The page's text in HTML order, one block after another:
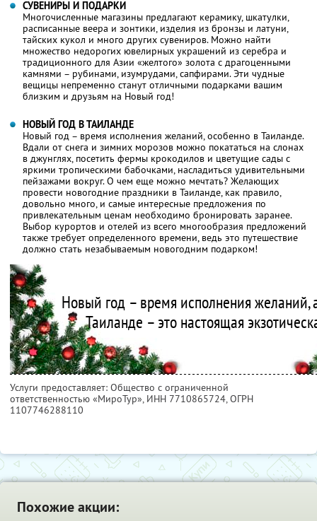
СУВЕНИРЫ И ПОДАРКИ
Многочисленные магазины предлагают керамику, шкатулки,
расписанные веера и зонтики, изделия из бронзы и латуни,
тайских кукол и много других сувениров. Можно найти
множество недорогих ювелирных украшений из серебра и
традиционного для Азии «желтого» золота с драгоценными
камнями – рубинами, изумрудами, сапфирами. Эти чудные
вещицы непременно станут отличными подарками вашим
близким и друзьям на Новый год!
НОВЫЙ ГОД В ТАИЛАНДЕ
Новый год – время исполнения желаний, особенно в Таиланде.
Вдали от снега и зимних морозов можно покататься на слонах
в джунглях, посетить фермы крокодилов и цветущие сады с
яркими тропическими бабочками, насладиться удивительными
пейзажами вокруг. О чем еще можно мечтать? Желающих
провести новогодние праздники в Таиланде, как правило,
довольно много, и самые интересные предложения по
привлекательным ценам необходимо бронировать заранее.
Выбор курортов и отелей из всего многообразия предложений
также требует определенного времени, ведь это путешествие
должно стать незабываемым новогодним подарком!
Новый год – время исполнения желаний,
Таиланде – это настоящая
Услуги предоставляет: Общество с ограниченной
ответственностью «МироТур», ИНН 7710865724, ОГРН
1107746288110
Похожие акции: